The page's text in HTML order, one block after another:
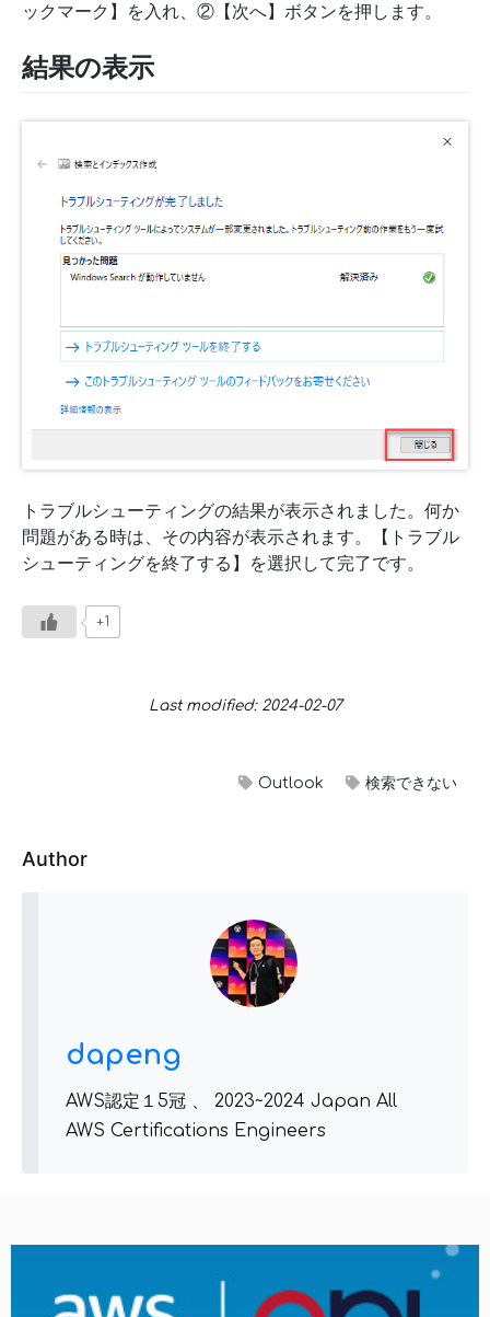
ックマーク】を入れ、②【次へ】ボタンを押します。
結果の表示
トラブルシューティングの結果が表示されました。何か
問題がある時は、その内容が表示されます。【トラブル
シューティングを終了する】を選択して完了です。
+1
Last modified: 2024-02-07
Outlook 検索できない
Author
dapeng
AWS認定１5冠 、 2023~2024 Japan All
AWS Certifications Engineers